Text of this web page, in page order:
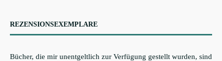
REZENSIONSEXEMPLARE
Bücher, die mir unentgeltlich zur Verfügung gestellt wurden, sind